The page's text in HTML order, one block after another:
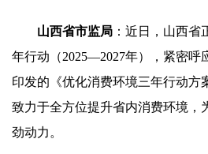
山西省市监局 ：近日，山西
年行动（2025—2027年），紧密呼
印发的《优化消费环境三年行动方
致力于全方位提升省内消费环境，
劲动力。